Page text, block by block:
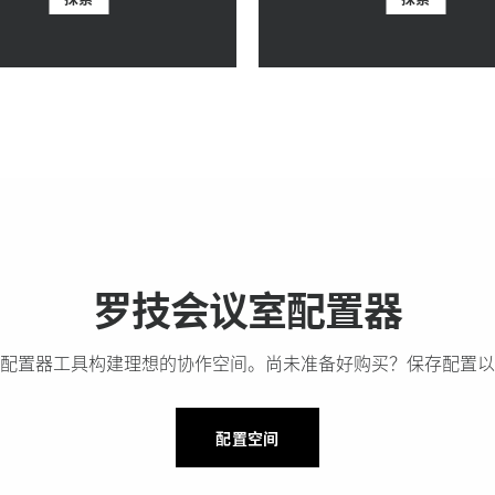
罗技会议室配置器
置器工具构建理想的协作空间。尚未准备好购买？保存配置以
配置空间